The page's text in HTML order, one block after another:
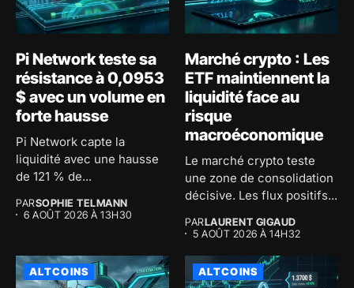
Pi Network teste sa
résistance à 0,0953
$ avec un volume en
forte hausse
Pi Network capte la
liquidité avec une hausse
de 121 % de...
PARSOPHIE TELMANN
6 AOÛT 2026 À 13H30
Marché crypto : Les
ETF maintiennent la
liquidité face au
risque
macroéconomique
Le marché crypto teste
une zone de consolidation
décisive. Les flux positifs...
PARLAURENT GIGAUD
5 AOÛT 2026 À 14H32
ALTCOINS ALTCOINS